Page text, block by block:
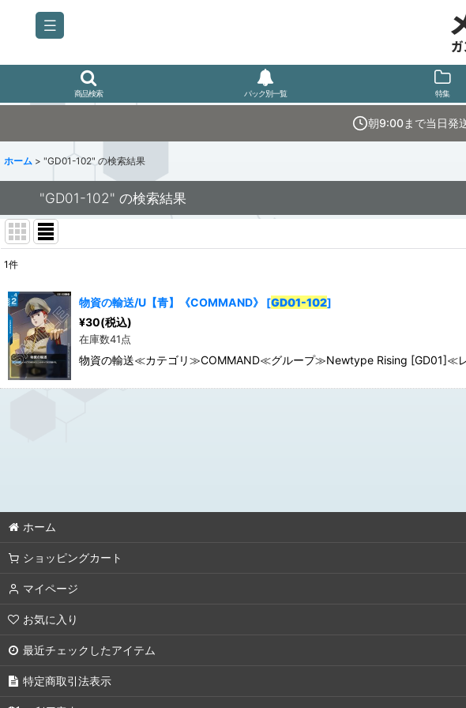
商品検索 パック別一覧 特集
朝9:00まで当日発
ホーム > "GD01-102" の検索結果
"GD01-102" の検索結果
表示数:
並び順:
1件
物資の輸送/U【青】《COMMAND》 [GD01-102]
¥30(税込)
在庫数41点
物資の輸送≪カテゴリ≫COMMAND≪グループ≫Newtype Rising
ホーム
ショッピングカート
マイページ
お気に入り
最近チェックしたアイテム
特定商取引法表示